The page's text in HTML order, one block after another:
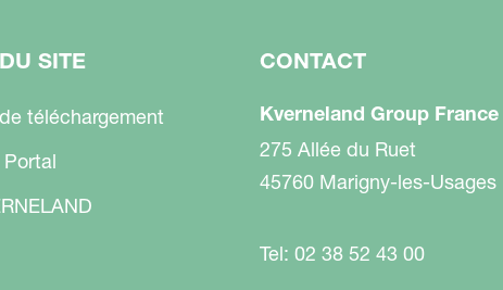
SITE
téléchargement
CONTACT
Kverneland Group France
275 Allée du Ruet
45760 Marigny-les-Usages
Tel: 02 38 52 43 00